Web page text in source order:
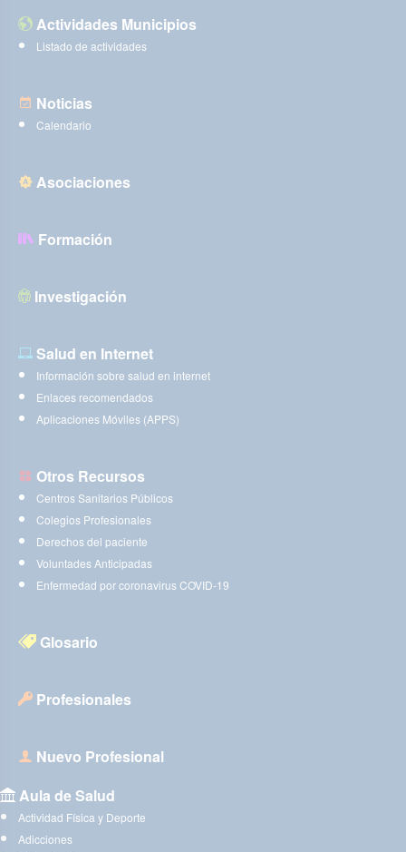
Actividades Municipios
Listado de actividades
Noticias
Calendario
Asociaciones
Formación
Investigación
Salud en Internet
Información sobre salud en internet
Enlaces recomendados
Aplicaciones Móviles (APPS)
Otros Recursos
Centros Sanitarios Públicos
Colegios Profesionales
Derechos del paciente
Voluntades Anticipadas
Enfermedad por coronavirus COVID-19
Glosario
Profesionales
Nuevo Profesional
Aula de Salud
Actividad Física y Deporte
Adicciones